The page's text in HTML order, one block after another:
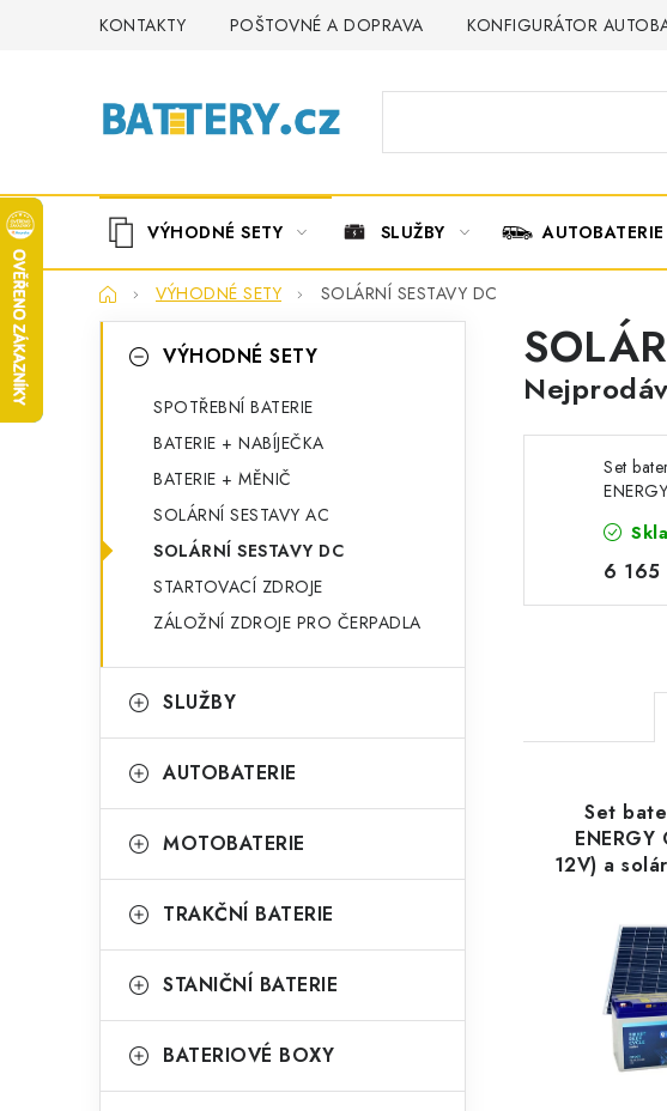
KONTAKTY POŠTOVNÉ A DOPRAVA KONFIGURÁTOR
VÝHODNÉ SETY SLUŽBY AUTOBATERIE
DomůVÝHODNÉ SETY SOLÁRNÍ SESTAVY DC
a
n
p
a
e
kategorie
o
e
VÝHODNÉ SETY
SPOTŘEBNÍ BATERIE
BATERIE + NABÍJEČKA
BATERIE + MĚNIČ
SOLÁRNÍ SESTAVY AC
SOLÁRNÍ SESTAVY DC
STARTOVACÍ ZDROJE
ZÁLOŽNÍ ZDROJE PRO ČERPADLA
SLUŽBY
AUTOBATERIE
MOTOBATERIE
TRAKČNÍ BATERIE
STANIČNÍ BATERIE
BATERIOVÉ BOXY
Set
Victron
130Wp/
6 165
a
í
Set
12V) a